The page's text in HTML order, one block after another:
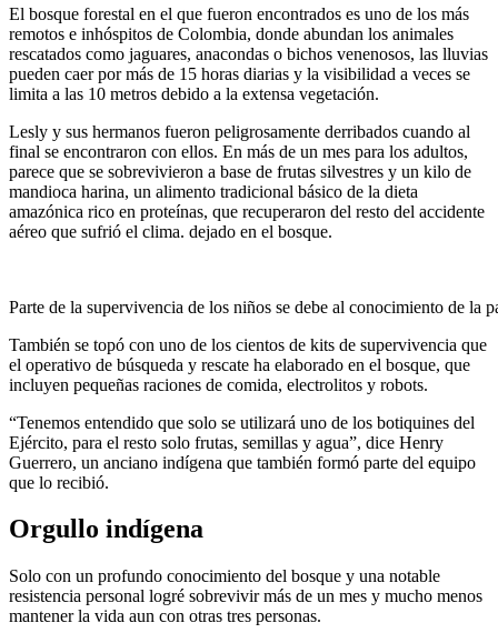
El bosque forestal en el que fueron encontrados es uno de los más
remotos e inhóspitos de Colombia, donde abundan los animales
rescatados como jaguares, anacondas o bichos venenosos, las lluvias
pueden caer por más de 15 horas diarias y la visibilidad a veces se
limita a las 10 metros debido a la extensa vegetación.
Lesly y sus hermanos fueron peligrosamente derribados cuando al
final se encontraron con ellos. En más de un mes para los adultos,
parece que se sobrevivieron a base de frutas silvestres y un kilo de
mandioca harina, un alimento tradicional básico de la dieta
amazónica rico en proteínas, que recuperaron del resto del accidente
aéreo que sufrió el clima. dejado en el bosque.
Parte de la supervivencia de los niños se debe al conocimiento de
También se topó con uno de los cientos de kits de supervivencia que
el operativo de búsqueda y rescate ha elaborado en el bosque, que
incluyen pequeñas raciones de comida, electrolitos y robots.
“Tenemos entendido que solo se utilizará uno de los botiquines del
Ejército, para el resto solo frutas, semillas y agua”, dice Henry
Guerrero, un anciano indígena que también formó parte del equipo
que lo recibió.
Orgullo indígena
Solo con un profundo conocimiento del bosque y una notable
resistencia personal logré sobrevivir más de un mes y mucho menos
mantener la vida aun con otras tres personas.